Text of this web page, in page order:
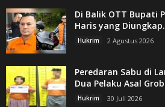
Di Balik OTT Bupati
Haris yang
Hukrim 2 Agustus 2026
Peredaran Sabu di
Dua Pelaku Asal
Hukrim 30 Juli 2026